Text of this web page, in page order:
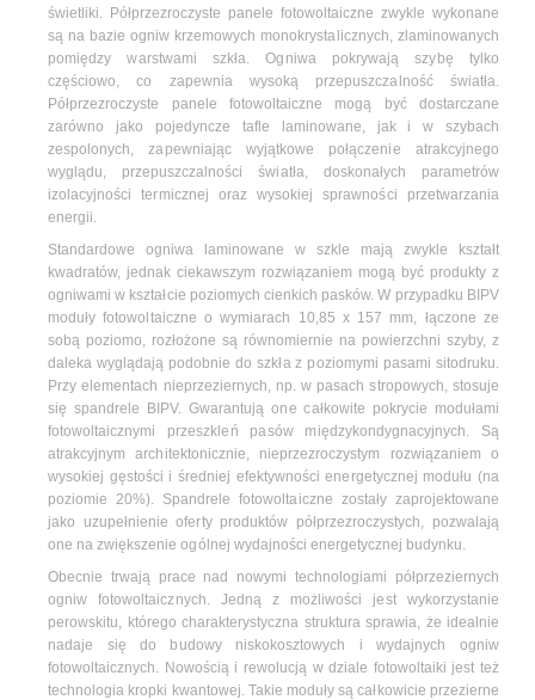
świetliki. Półprzezroczyste panele fotowoltaiczne zwykle wykonane
są na bazie ogniw krzemowych monokrystalicznych, zlaminowanych
pomiędzy warstwami szkła. Ogniwa pokrywają szybę tylko
częściowo, co zapewnia wysoką przepuszczalność światła.
Półprzezroczyste panele fotowoltaiczne mogą być dostarczane
zarówno jako pojedyncze tafle laminowane, jak i w szybach
zespolonych, zapewniając wyjątkowe połączenie atrakcyjnego
wyglądu, przepuszczalności światła, doskonałych parametrów
izolacyjności termicznej oraz wysokiej sprawności przetwarzania
energii.
Standardowe ogniwa laminowane w szkle mają zwykle kształt
kwadratów, jednak ciekawszym rozwiązaniem mogą być produkty z
ogniwami w kształcie poziomych cienkich pasków. W przypadku BIPV
moduły fotowoltaiczne o wymiarach 10,85 x 157 mm, łączone ze
sobą poziomo, rozłożone są równomiernie na powierzchni szyby, z
daleka wyglądają podobnie do szkła z poziomymi pasami sitodruku.
Przy elementach nieprzeziernych, np. w pasach stropowych, stosuje
się spandrele BIPV. Gwarantują one całkowite pokrycie modułami
fotowoltaicznymi przeszkleń pasów międzykondygnacyjnych. Są
atrakcyjnym architektonicznie, nieprzezroczystym rozwiązaniem o
wysokiej gęstości i średniej efektywności energetycznej modułu (na
poziomie 20%). Spandrele fotowoltaiczne zostały zaprojektowane
jako uzupełnienie oferty produktów półprzezroczystych, pozwalają
one na zwiększenie ogólnej wydajności energetycznej budynku.
Obecnie trwają prace nad nowymi technologiami półprzeziernych
ogniw fotowoltaicznych. Jedną z możliwości jest wykorzystanie
perowskitu, którego charakterystyczna struktura sprawia, że idealnie
nadaje się do budowy niskokosztowych i wydajnych ogniw
fotowoltaicznych. Nowością i rewolucją w dziale fotowoltaiki jest też
technologia kropki kwantowej. Takie moduły są całkowicie przezierne